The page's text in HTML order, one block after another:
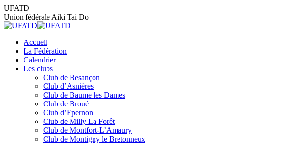
Aller
au
contenu
UFATD
Union fédérale Aiki Tai Do
Accueil
La Fédération
Calendrier
Les clubs
Club de Besançon
Club d’Asnières
Club de Baume les Dames
Club de Broué
Club d’Epernon
Club de Milly La Forêt
Club de Montfort-L’Amaury
Club de Montigny le Bretonneux